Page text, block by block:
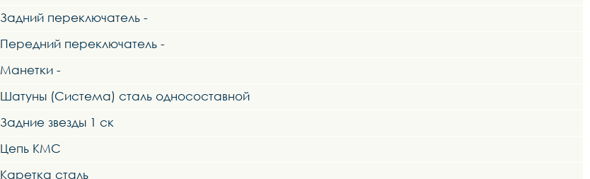
Задний переключатель -
Передний переключатель -
Манетки -
Шатуны (Система) сталь односоставной
Задние звезды 1 ск
Цепь KMC
Каретка сталь